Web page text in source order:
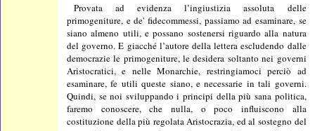
Provata ad evidenza l’ingiustizia assoluta delle
primogeniture, e de' fidecommessi, passiamo ad esaminare, se
siano almeno utili, e possano sostenersi riguardo alla natura
del governo. E giacché l’autore della lettera escludendo dalle
democrazie le primogeniture, le desidera soltanto nei governi
Aristocratici, e nelle Monarchie, restringiamoci perciò ad
esaminare, fe utili queste siano, e necessarie in tali governi.
Quindi, se noi sviluppando i principi della più sana politica,
faremo conoscere, che nulla, o poco influiscono alla
costituzione della più regolata Aristocrazia, ed al sostegno del